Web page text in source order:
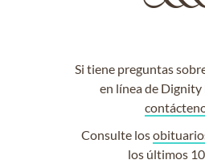
Si tiene preguntas
en línea de Dignity
Consulte los
los últimos 10